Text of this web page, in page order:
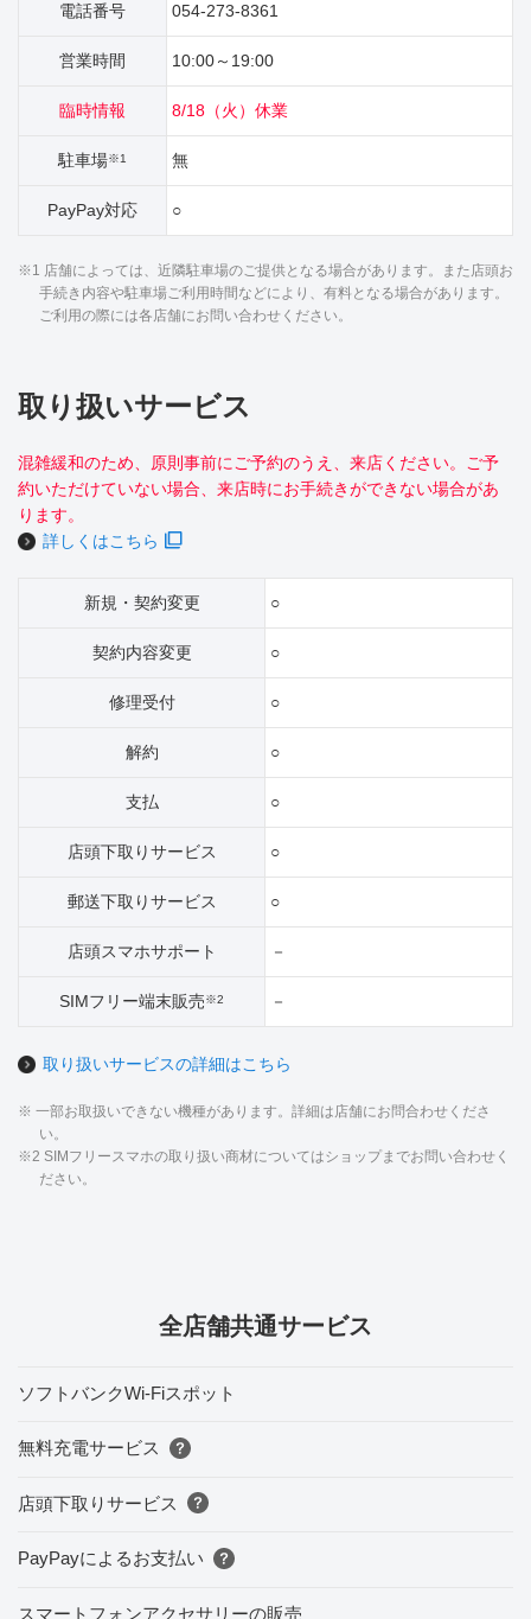
電話番号 054-273-8361
営業時間 10:00～19:00
臨時情報 8/18（火）休業
駐車場※1 無
PayPay対応 ○
※1 店舗によっては、近隣駐車場のご提供となる場合があります。また店頭お
手続き内容や駐車場ご利用時間などにより、有料となる場合があります。
ご利用の際には各店舗にお問い合わせください。
取り扱いサービス
混雑緩和のため、原則事前にご予約のうえ、来店ください。ご予
約いただけていない場合、来店時にお手続きができない場合があ
ります。
詳しくはこちら
新規・契約変更 ○
契約内容変更 ○
修理受付 ○
解約 ○
支払 ○
店頭下取りサービス ○
郵送下取りサービス ○
店頭スマホサポート －
SIMフリー端末販売※2 －
取り扱いサービスの詳細はこちら
※ 一部お取扱いできない機種があります。詳細は店舗にお問合わせくださ
い。
※2 SIMフリースマホの取り扱い商材についてはショップまでお問い合わせく
ださい。
全店舗共通サービス
ソフトバンクWi-Fiスポット
無料充電サービス
店頭下取りサービス
PayPayによるお支払い
スマートフォンアクセサリーの販売